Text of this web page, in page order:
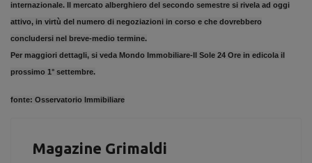
internazionale. Il mercato alberghiero del secondo semestre si rivela ad oggi
attivo, in virtù del numero di negoziazioni in corso e che dovrebbero
concludersi nel breve-medio termine.
Per maggiori dettagli, si veda Mondo Immobiliare-Il Sole 24 Ore in edicola il
prossimo 1° settembre.
fonte: Osservatorio Immibiliare
Magazine Grimaldi